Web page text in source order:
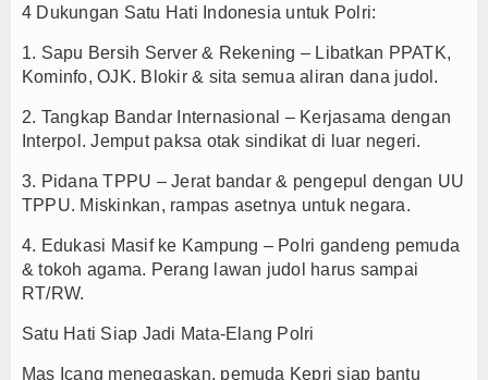
4 Dukungan Satu Hati Indonesia untuk Polri:
1. Sapu Bersih Server & Rekening – Libatkan PPATK,
Kominfo, OJK. Blokir & sita semua aliran dana judol.
2. Tangkap Bandar Internasional – Kerjasama dengan
Interpol. Jemput paksa otak sindikat di luar negeri.
3. Pidana TPPU – Jerat bandar & pengepul dengan UU
TPPU. Miskinkan, rampas asetnya untuk negara.
4. Edukasi Masif ke Kampung – Polri gandeng pemuda
& tokoh agama. Perang lawan judol harus sampai
RT/RW.
Satu Hati Siap Jadi Mata-Elang Polri
Mas Icang menegaskan, pemuda Kepri siap bantu